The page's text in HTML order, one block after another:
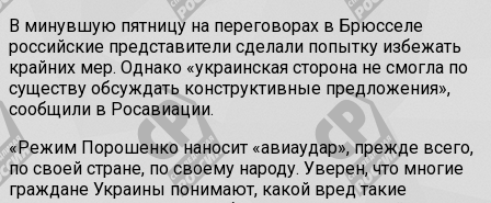
В минувшую пятницу на переговорах в Брюсселе
российские представители сделали попытку избежать
крайних мер. Однако «украинская сторона не смогла по
существу обсуждать конструктивные предложения»,
сообщили в Росавиации.
«Режим Порошенко наносит «авиаудар», прежде всего,
по своей стране, по своему народу. Уверен, что многие
граждане Украины понимают, какой вред такие